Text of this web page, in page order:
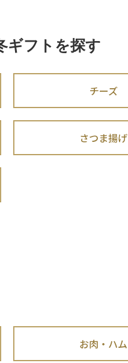
ギフトを探す
チーズ
さつま揚げ
お肉・ハム